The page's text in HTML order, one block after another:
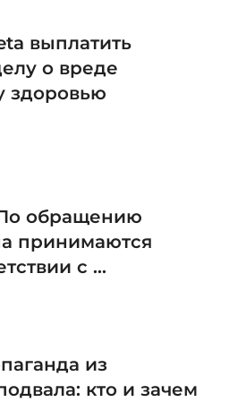
выплатить
о вреде
здоровью
обращению
принимаются
с ...
из
кто и зачем